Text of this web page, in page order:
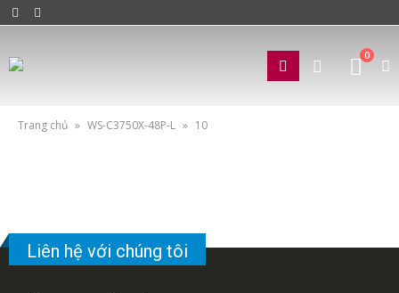
0
Trang chủ » WS-C3750X-48P-L » 10
Liên hệ với chúng tôi